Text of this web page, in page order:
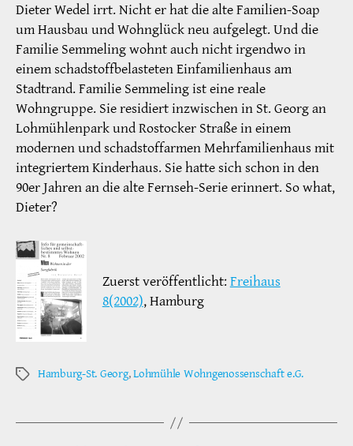
Dieter Wedel irrt. Nicht er hat die alte Familien-Soap
um Hausbau und Wohnglück neu aufgelegt. Und die
Familie Semmeling wohnt auch nicht irgendwo in
einem schadstoffbelasteten Einfamilienhaus am
Stadtrand. Familie Semmeling ist eine reale
Wohngruppe. Sie residiert inzwischen in St. Georg an
Lohmühlenpark und Rostocker Straße in einem
modernen und schadstoffarmen Mehrfamilienhaus mit
integriertem Kinderhaus. Sie hatte sich schon in den
90er Jahren an die alte Fernseh-Serie erinnert. So what,
Dieter?
Zuerst veröffentlicht:Freihaus
8(2002), Hamburg
Schlagwörter
Hamburg-St. Georg,Lohmühle Wohngenossenschaft e.G.